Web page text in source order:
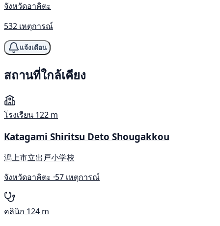
จังหวัดอาคิตะ
532 เหตุการณ์
แจ้งเตือน
สถานที่ใกล้เคียง
โรงเรียน 122 m
Katagami Shiritsu Deto Shougakkou
潟上市立出戸小学校
จังหวัดอาคิตะ ·57 เหตุการณ์
คลินิก 124 m